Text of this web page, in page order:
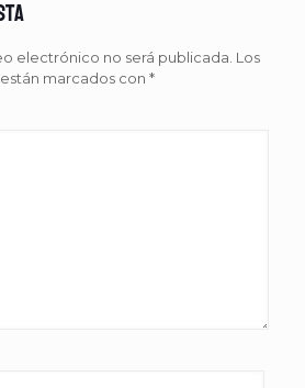
electrónico no será publicada. Los
marcados con *